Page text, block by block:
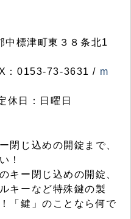
標津町東３８条北1
：0153-73-3631 / m
休日：日曜日
閉じ込めの開錠まで、
！
キー閉じ込めの開錠、
キーなど特殊鍵の製
「鍵」のことなら何で